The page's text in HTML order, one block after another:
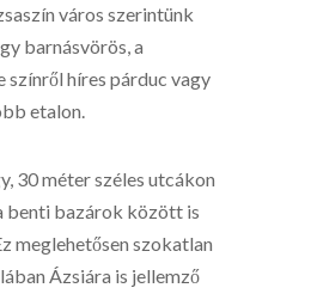
város szerintünk
barnásvörös, a
színről híres párduc vagy
etalon.
30 méter széles utcákon
benti bazárok között is
meglehetősen szokatlan
Ázsiára is jellemző